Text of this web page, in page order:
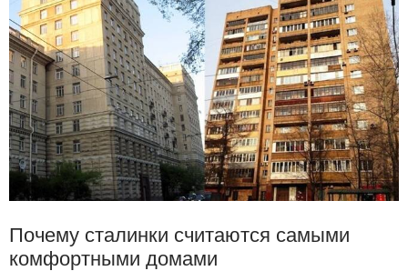
Почему сталинки считаются самыми
комфортными домами